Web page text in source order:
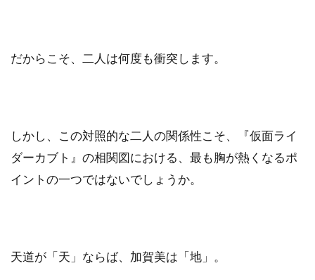
だからこそ、二人は何度も衝突します。
しかし、この対照的な二人の関係性こそ、『仮面ライ
ダーカブト』の相関図における、最も胸が熱くなるポ
イントの一つではないでしょうか。
天道が「天」ならば、加賀美は「地」。